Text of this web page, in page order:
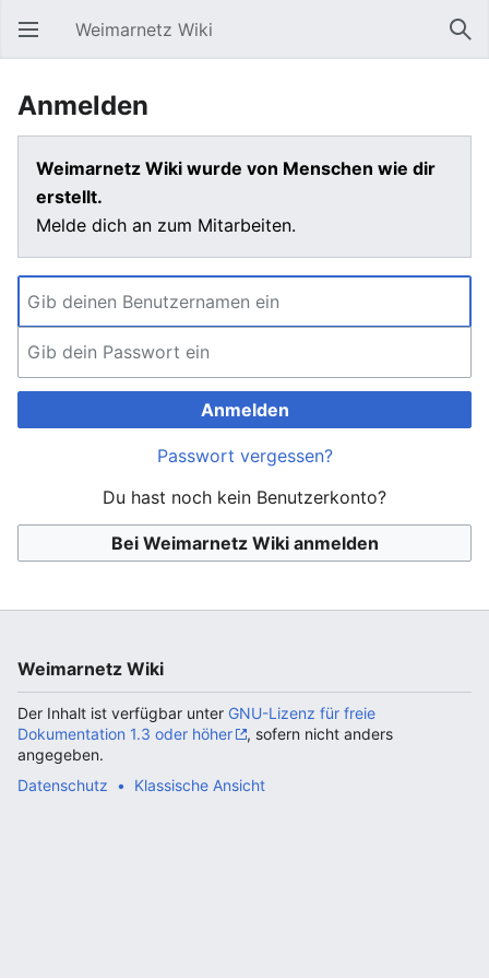
Hauptmenü öffnen Weimarnetz Wiki
Anmelden
Weimarnetz Wiki wurde von Menschen wie dir
erstellt.
Melde dich an zum Mitarbeiten.
Anmelden
Passwort vergessen?
Du hast noch kein Benutzerkonto?
Bei Weimarnetz Wiki anmelden
Weimarnetz Wiki
Der Inhalt ist verfügbar unter GNU-Lizenz für freie
Dokumentation 1.3 oder höher
, sofern nicht anders
angegeben.
Datenschutz
Klassische Ansicht